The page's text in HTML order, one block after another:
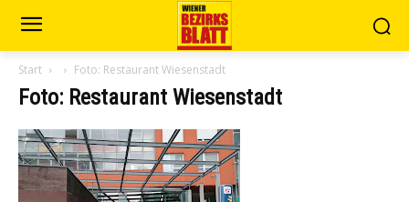
Start Foto: Restaurant Wiesenstadt
Foto: Restaurant Wiesenstadt